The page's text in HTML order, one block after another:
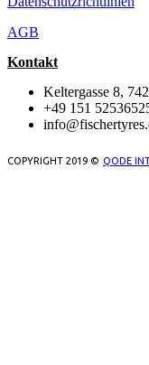
AGB
Kontakt
Keltergasse 8,
+49 151
COPYRIGHT 2019 © QODE